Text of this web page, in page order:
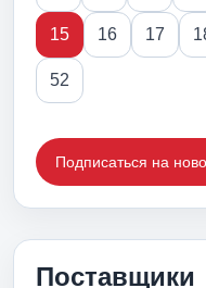
15 16 17
52
Подписаться на
Поставщики